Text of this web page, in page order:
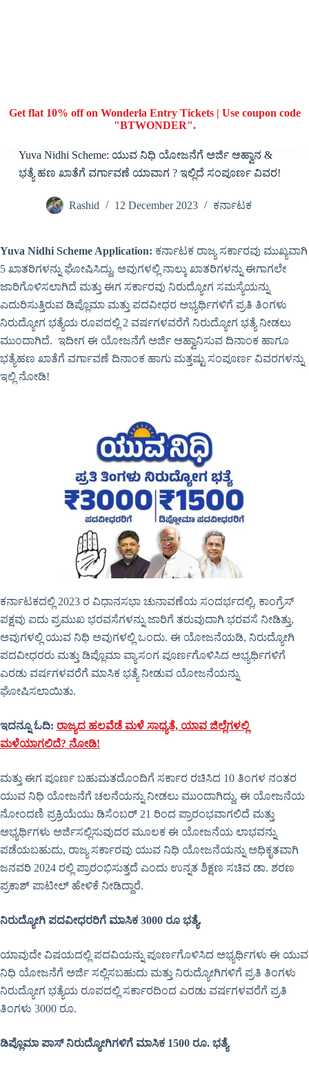
Get flat 10% off on Wonderla Entry Tickets | Use coupon code
"BTWONDER".
Yuva Nidhi Scheme: ಯುವ ನಿಧಿ ಯೋಜನೆಗೆ ಅರ್ಜಿ ಆಹ್ವಾನ &
ಭತ್ಯೆ ಹಣ ಖಾತೆಗೆ ವರ್ಗಾವಣೆ ಯಾವಾಗ ? ಇಲ್ಲಿದೆ ಸಂಪೂರ್ಣ ವಿವರ!
Rashid 12 December 2023 ಕರ್ನಾಟಕ
Yuva Nidhi Scheme Application: ಕರ್ನಾಟಕ ರಾಜ್ಯ ಸರ್ಕಾರವು ಮುಖ್ಯವಾಗಿ
5 ಖಾತರಿಗಳನ್ನು ಘೋಷಿಸಿದ್ದು, ಅವುಗಳಲ್ಲಿ ನಾಲ್ಕು ಖಾತರಿಗಳನ್ನು ಈಗಾಗಲೇ
ಜಾರಿಗೊಳಿಸಲಾಗಿದೆ ಮತ್ತು ಈಗ ಸರ್ಕಾರವು ನಿರುದ್ಯೋಗ ಸಮಸ್ಯೆಯನ್ನು
ಎದುರಿಸುತ್ತಿರುವ ಡಿಪ್ಲೊಮಾ ಮತ್ತು ಪದವೀಧರ ಅಭ್ಯರ್ಥಿಗಳಿಗೆ ಪ್ರತಿ ತಿಂಗಳು
ನಿರುದ್ಯೋಗ ಭತ್ಯೆಯ ರೂಪದಲ್ಲಿ 2 ವರ್ಷಗಳವರೆಗೆ ನಿರುದ್ಯೋಗ ಭತ್ಯೆ ನೀಡಲು
ಮುಂದಾಗಿದೆ. ಇದೀಗ ಈ ಯೋಜನೆಗೆ ಅರ್ಜಿ ಆಹ್ವಾನಿಸುವ ದಿನಾಂಕ ಹಾಗೂ
ಭತ್ಯೆಹಣ ಖಾತೆಗೆ ವರ್ಗಾವಣೆ ದಿನಾಂಕ ಹಾಗು ಮತ್ತಷ್ಟು ಸಂಪೂರ್ಣ ವಿವರಗಳನ್ನು
ಇಲ್ಲಿ ನೋಡಿ!
ಕರ್ನಾಟಕದಲ್ಲಿ 2023 ರ ವಿಧಾನಸಭಾ ಚುನಾವಣೆಯ ಸಂದರ್ಭದಲ್ಲಿ, ಕಾಂಗ್ರೆಸ್
ಪಕ್ಷವು ಐದು ಪ್ರಮುಖ ಭರವಸೆಗಳನ್ನು ಜಾರಿಗೆ ತರುವುದಾಗಿ ಭರವಸೆ ನೀಡಿತ್ತು,
ಅವುಗಳಲ್ಲಿ ಯುವ ನಿಧಿ ಅವುಗಳಲ್ಲಿ ಒಂದು. ಈ ಯೋಜನೆಯಡಿ, ನಿರುದ್ಯೋಗಿ
ಪದವೀಧರರು ಮತ್ತು ಡಿಪ್ಲೊಮಾ ವ್ಯಾಸಂಗ ಪೂರ್ಣಗೊಳಿಸಿದ ಅಭ್ಯರ್ಥಿಗಳಿಗೆ
ಎರಡು ವರ್ಷಗಳವರೆಗೆ ಮಾಸಿಕ ಭತ್ಯೆ ನೀಡುವ ಯೋಜನೆಯನ್ನು
ಘೋಷಿಸಲಾಯಿತು.
ಇದನ್ನೂ ಓದಿ: ರಾಜ್ಯದ ಹಲವೆಡೆ ಮಳೆ ಸಾಧ್ಯತೆ, ಯಾವ ಜಿಲ್ಲೆಗಳಲ್ಲಿ
ಮಳೆಯಾಗಲಿದೆ? ನೋಡಿ!
ಮತ್ತು ಈಗ ಪೂರ್ಣ ಬಹುಮತದೊಂದಿಗೆ ಸರ್ಕಾರ ರಚಿಸಿದ 10 ತಿಂಗಳ ನಂತರ
ಯುವ ನಿಧಿ ಯೋಜನೆಗೆ ಚಲನೆಯನ್ನು ನೀಡಲು ಮುಂದಾಗಿದ್ದು, ಈ ಯೋಜನೆಯ
ನೋಂದಣಿ ಪ್ರಕ್ರಿಯೆಯು ಡಿಸೆಂಬರ್ 21 ರಿಂದ ಪ್ರಾರಂಭವಾಗಲಿದೆ ಮತ್ತು
ಅಭ್ಯರ್ಥಿಗಳು ಅರ್ಜಿಸಲ್ಲಿಸುವುದರ ಮೂಲಕ ಈ ಯೋಜನೆಯ ಲಾಭವನ್ನು
ಪಡೆಯಬಹುದು, ರಾಜ್ಯ ಸರ್ಕಾರವು ಯುವ ನಿಧಿ ಯೋಜನೆಯನ್ನು ಅಧಿಕೃತವಾಗಿ
ಜನವರಿ 2024 ರಲ್ಲಿ ಪ್ರಾರಂಭಿಸುತ್ತದೆ ಎಂದು ಉನ್ನತ ಶಿಕ್ಷಣ ಸಚಿವ ಡಾ. ಶರಣ
ಪ್ರಕಾಶ್ ಪಾಟೀಲ್ ಹೇಳಿಕೆ ನೀಡಿದ್ದಾರೆ.
ನಿರುದ್ಯೋಗಿ ಪದವೀಧರರಿಗೆ ಮಾಸಿಕ 3000 ರೂ ಭತ್ಯೆ.
ಯಾವುದೇ ವಿಷಯದಲ್ಲಿ ಪದವಿಯನ್ನು ಪೂರ್ಣಗೊಳಿಸಿದ ಅಭ್ಯರ್ಥಿಗಳು ಈ ಯುವ
ನಿಧಿ ಯೋಜನೆಗೆ ಅರ್ಜಿ ಸಲ್ಲಿಸಬಹುದು ಮತ್ತು ನಿರುದ್ಯೋಗಿಗಳಿಗೆ ಪ್ರತಿ ತಿಂಗಳು
ನಿರುದ್ಯೋಗ ಭತ್ಯೆಯ ರೂಪದಲ್ಲಿ ಸರ್ಕಾರದಿಂದ ಎರಡು ವರ್ಷಗಳವರೆಗೆ ಪ್ರತಿ
ತಿಂಗಳು 3000 ರೂ.
ಡಿಪ್ಲೊಮಾ ಪಾಸ್ ನಿರುದ್ಯೋಗಿಗಳಿಗೆ ಮಾಸಿಕ 1500 ರೂ. ಭತ್ಯೆ